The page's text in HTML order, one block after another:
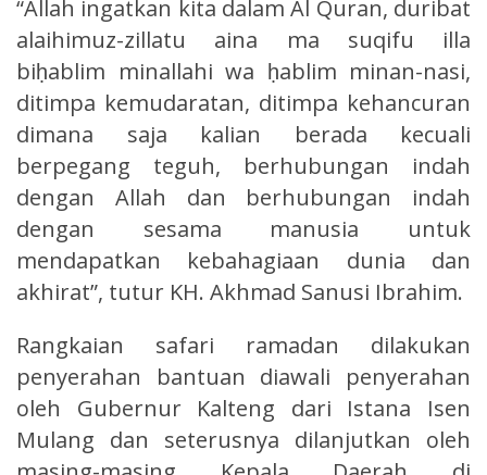
“Allah ingatkan kita dalam Al Quran, duribat
alaihimuz-zillatu aina ma suqifu illa
biḥablim minallahi wa ḥablim minan-nasi,
ditimpa kemudaratan, ditimpa kehancuran
dimana saja kalian berada kecuali
berpegang teguh, berhubungan indah
dengan Allah dan berhubungan indah
dengan sesama manusia untuk
mendapatkan kebahagiaan dunia dan
akhirat”, tutur KH. Akhmad Sanusi Ibrahim.
Rangkaian safari ramadan dilakukan
penyerahan bantuan diawali penyerahan
oleh Gubernur Kalteng dari Istana Isen
Mulang dan seterusnya dilanjutkan oleh